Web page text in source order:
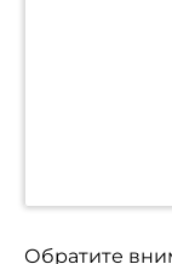
Обратите